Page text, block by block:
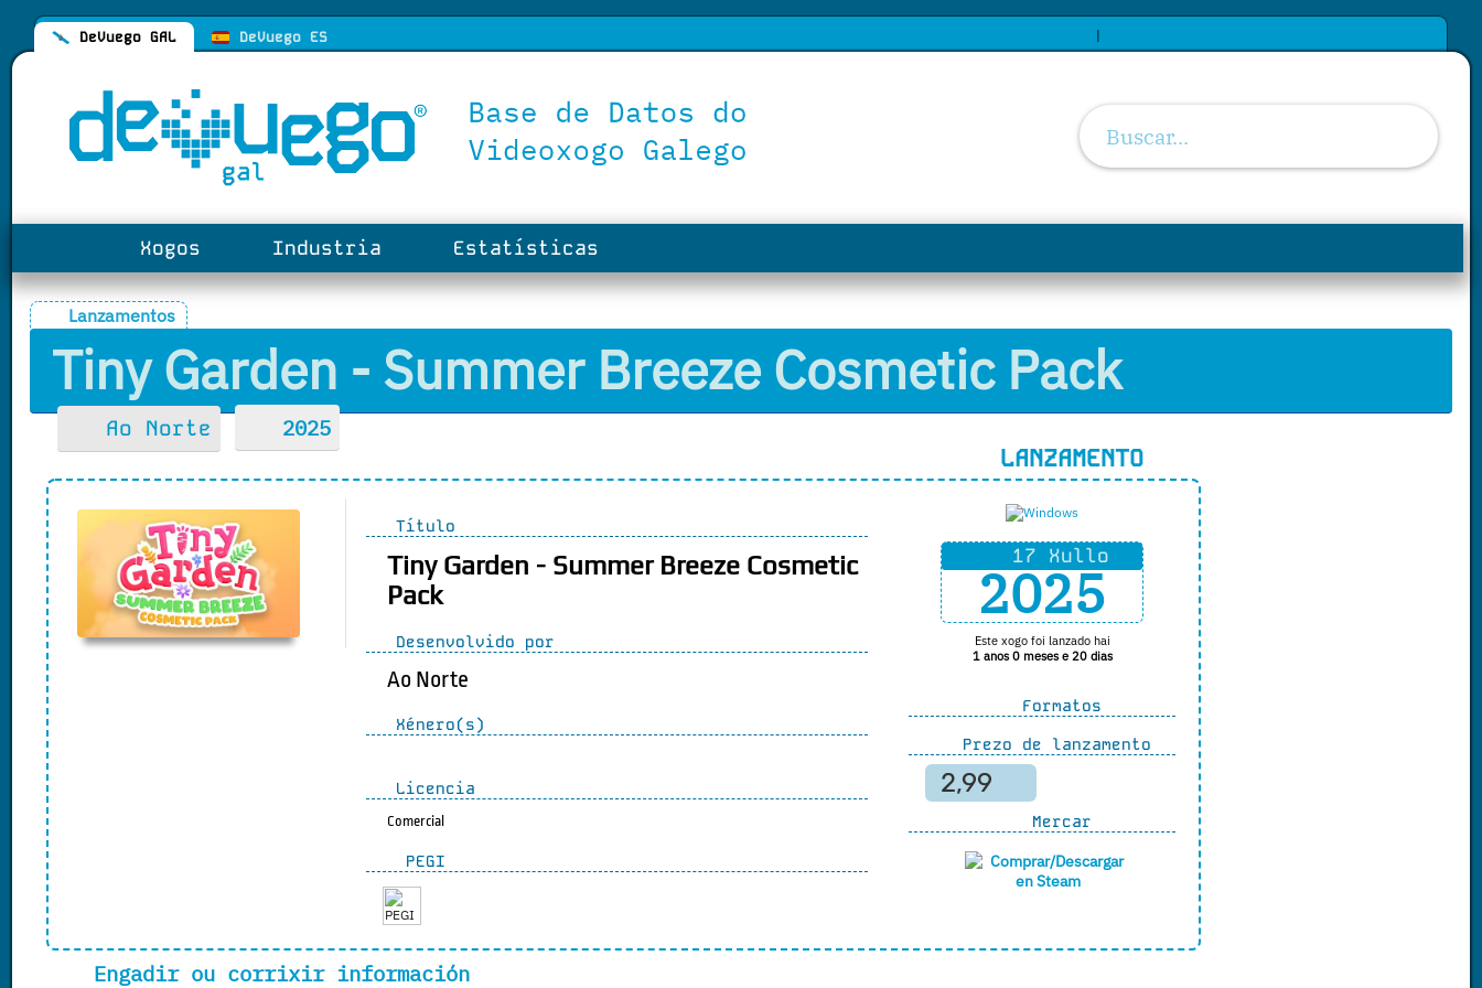
|
DeVuego GAL DeVuego ES
Xogos Industria Estatísticas
Lanzamentos
Tiny Garden - Summer Breeze Cosmetic Pack
Ao Norte 2025
LANZAMENTO
17 Xullo
2025
Este xogo foi lanzado hai
1 anos 0 meses e 20 dias
Formatos
Prezo de lanzamento
2,99
Mercar
Título
Tiny Garden - Summer Breeze Cosmetic
Pack
Desenvolvido por
Ao Norte
Xénero(s)
Licencia
Comercial
PEGI
Engadir ou corrixir información